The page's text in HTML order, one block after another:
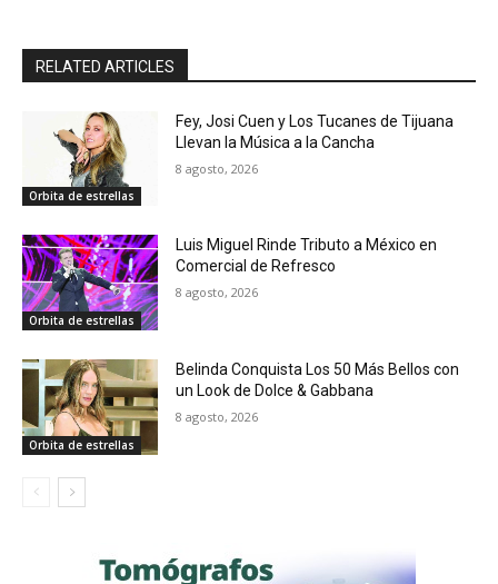
RELATED ARTICLES
Orbita de estrellas
Fey, Josi Cuen y Los Tucanes de Tijuana
Llevan la Música a la Cancha
8 agosto, 2026
Orbita de estrellas
Luis Miguel Rinde Tributo a México en
Comercial de Refresco
8 agosto, 2026
Orbita de estrellas
Belinda Conquista Los 50 Más Bellos con
un Look de Dolce & Gabbana
8 agosto, 2026